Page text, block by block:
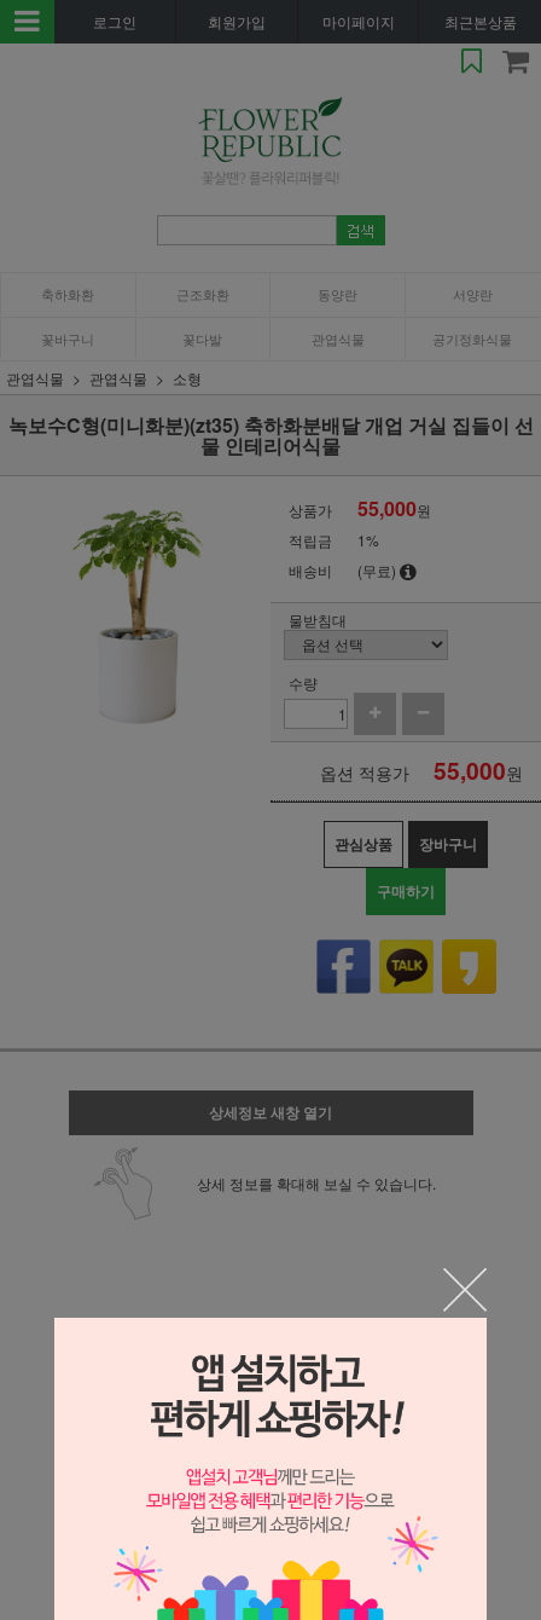
로그인 회원가입 마이페이지 최근본상품
축하화환 근조화환 동양란 서양란
꽃바구니 꽃다발 관엽식물 공기정화식물
관엽식물 관엽식물 소형
녹보수C형(미니화분)(zt35) 축하화분배달 개업 거실 집들이 선
물 인테리어식물
상품가 55,000원
적립금
1%
배송비
(무료)
물받침대
수량
옵션 적용가 55,000원
관심상품 장바구니
구매하기
상세정보 새창 열기
상세 정보를 확대해 보실 수 있습니다.